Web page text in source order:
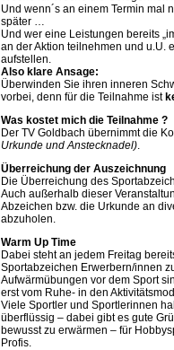
Und wenn´s an einem Termin mal
später …
Und wer eine Leistungen bereits
an der Aktion teilnehmen und u.U.
aufstellen.
Also klare Ansage:
Überwinden Sie ihren inneren
vorbei, denn für die Teilnahme ist
Was kostet mich die Teilnahme ?
Der TV Goldbach übernimmt die
Urkunde und Anstecknadel).
Überreichung der Auszeichnung
Die Überreichung des
Auch außerhalb dieser
Abzeichen bzw. die Urkunde an
abzuholen.
Warm Up Time
Dabei steht an jedem Freitag
Sportabzeichen Erwerbern/innen
Aufwärmübungen vor dem Sport
erst vom Ruhe- in den
Viele Sportler und Sportlerinnen
überflüssig – dabei gibt es gute
bewusst zu erwärmen – für
Profis.